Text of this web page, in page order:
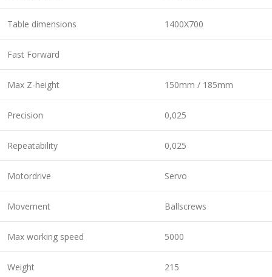
Table dimensions 1400X700
Fast Forward
Max Z-height 150mm / 185mm
Precision 0,025
Repeatability 0,025
Motordrive Servo
Movement Ballscrews
Max working speed 5000
Weight 215